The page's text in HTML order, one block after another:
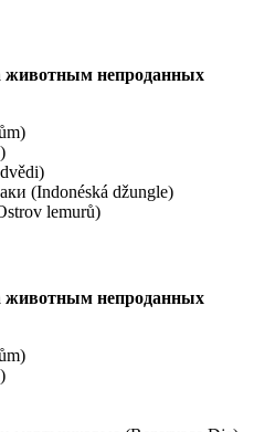
животным непроданных
(Indonéská džungle)
lemurů)
животным непроданных